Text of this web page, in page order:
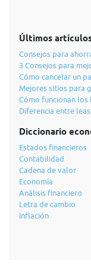
Últimos
Consejos para
3 Consejos para
Cómo cancelar un
Mejores sitios para
Cómo funcionan los
Diferencia entre
Diccionario
Estados financieros
Contabilidad
Cadena de valor
Economía
Análisis financiero
Letra de cambio
Inflación